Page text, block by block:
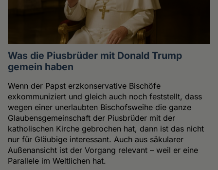
Was die Piusbrüder mit Donald Trump
gemein haben
Wenn der Papst erzkonservative Bischöfe
exkommuniziert und gleich auch noch feststellt, dass
wegen einer unerlaubten Bischofsweihe die ganze
Glaubensgemeinschaft der Piusbrüder mit der
katholischen Kirche gebrochen hat, dann ist das nicht
nur für Gläubige interessant. Auch aus säkularer
Außenansicht ist der Vorgang relevant – weil er eine
Parallele im Weltlichen hat.